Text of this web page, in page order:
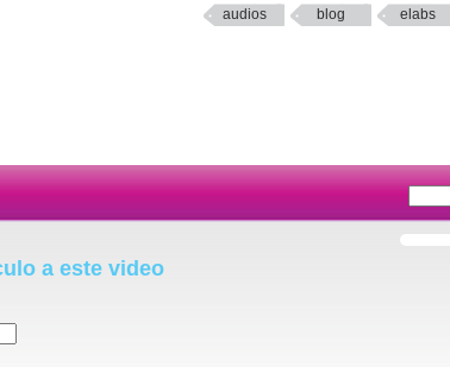
audios blog elabs
a este video